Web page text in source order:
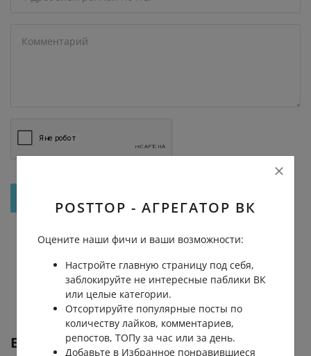
Еще от Saed Alomari
POSTTOP - АГРЕГАТОР ВК
Оцените наши фичи и ваши возможности:
Настройте главную страницу под себя,
заблокируйте не интересные паблики ВК
или целые категории.
Отсортируйте популярные посты по
количеству лайков, комментариев,
репостов, ТОПу за час или за день.
Добавьте в Избранное понравившиеся